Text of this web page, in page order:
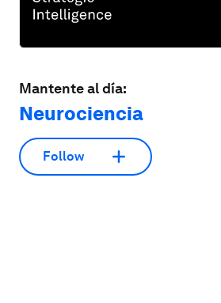
Mantente al día:
Neurociencia
Follow